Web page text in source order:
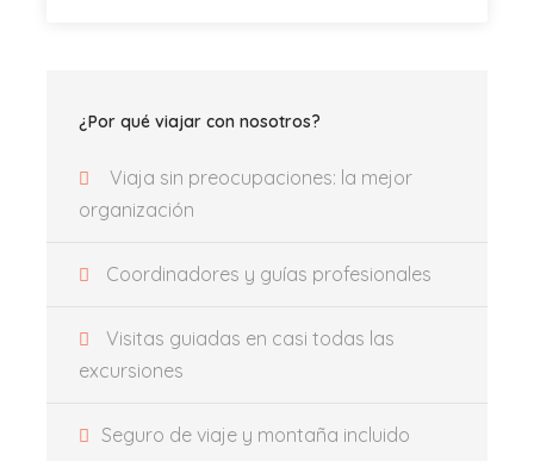
¿Por qué viajar con nosotros?
Viaja sin preocupaciones: la mejor
organización
Coordinadores y guías profesionales
Visitas guiadas en casi todas las
excursiones
Seguro de viaje y montaña incluido
8:30 Salida desde Valencia
Llegada y inicio de la caminata
Fin de la caminata.